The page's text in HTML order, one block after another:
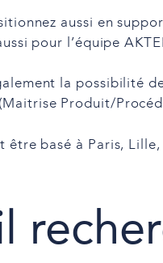
aussi en
pour l’équipe
la possibilité
(Maitrise Produit/
être basé à Paris,